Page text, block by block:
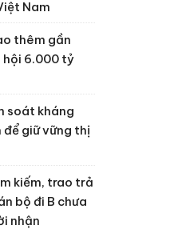
Nam
thêm gần
hội 6.000 tỷ
soát kháng
để giữ vững thị
kiếm, trao trả
bộ đi B chưa
nhận